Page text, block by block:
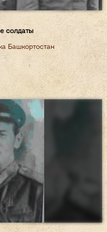
солдаты
Башкортостан